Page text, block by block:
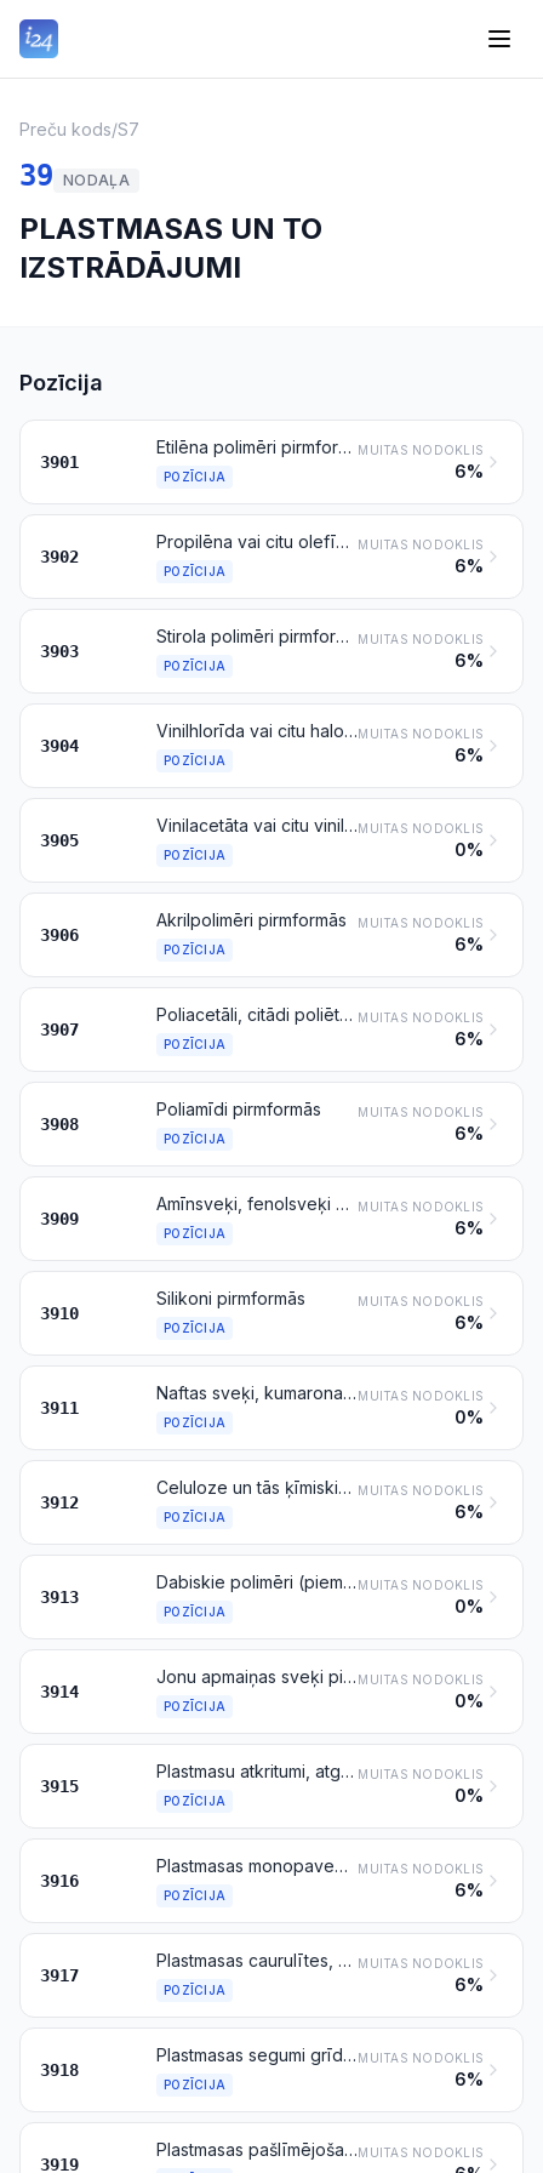
Preču kods/S7
39 NODAĻA
PLASTMASAS UN TO
IZSTRĀDĀJUMI
Pozīcija
3901
Etilēna polimēri pirmformās
POZĪCIJA
MUITAS NODOKLIS
6%
3902
Propilēna vai citu olefīnu polimēri pirmformās
POZĪCIJA
MUITAS NODOKLIS
6%
3903
Stirola polimēri pirmformās
POZĪCIJA
MUITAS NODOKLIS
6%
3904
Vinilhlorīda vai citu halogenēto olefīnu polimēri pirmformās
POZĪCIJA
MUITAS NODOKLIS
6%
3905
Vinilacetāta vai citu vinilesteru polimēri pirmformās; citādi vinilpolimēri pirmformās
POZĪCIJA
MUITAS NODOKLIS
0%
3906
Akrilpolimēri pirmformās
POZĪCIJA
MUITAS NODOKLIS
6%
3907
Poliacetāli, citādi poliēteri un epoksīdsveķi pirmformās; polikarbonāti, alkīdsveķi, polialilesteri un citādi poliesteri pirmformās
POZĪCIJA
MUITAS NODOKLIS
6%
3908
Poliamīdi pirmformās
POZĪCIJA
MUITAS NODOKLIS
6%
3909
Amīnsveķi, fenolsveķi un poliuretāni pirmformās
POZĪCIJA
MUITAS NODOKLIS
6%
3910
Silikoni pirmformās
POZĪCIJA
MUITAS NODOKLIS
6%
3911
Naftas sveķi, kumarona–indēna sveķi, politerpēni, polisulfīdi, polisulfoni un citādi produkti pirmformās, kas minēti šīs nodaļas 3. piezīmē un citur nav minēti un iekļauti
POZĪCIJA
MUITAS NODOKLIS
0%
3912
Celuloze un tās ķīmiskie atvasinājumi pirmformās, kas citur nav minēti un iekļauti
POZĪCIJA
MUITAS NODOKLIS
6%
3913
Dabiskie polimēri (piemēram, algīnskābe) un modificētie dabiskie polimēri (piemēram, cietinātie proteīni, dabiskā kaučuka ķīmiskie atvasinājumi) pirmformās, kas citur nav minēti un iekļauti
POZĪCIJA
MUITAS NODOKLIS
0%
3914
Jonu apmaiņas sveķi pirmformās uz pozīcijās 3901–3913 minēto polimēru bāzes
POZĪCIJA
MUITAS NODOKLIS
0%
3915
Plastmasu atkritumi, atgriezumi un atlūzas
POZĪCIJA
MUITAS NODOKLIS
0%
3916
Plastmasas monopavediens ar šķērsgriezumu lielāku par 1 mm, stieņi, serdeņi un profili ar apstrādātu vai neapstrādātu virsmu, bet citādi neapstrādāti
POZĪCIJA
MUITAS NODOKLIS
6%
3917
Plastmasas caurulītes, caurules, šļūtenes un to savienotājelementi (piemēram, savienojumi, līkumi, uzmavas)
POZĪCIJA
MUITAS NODOKLIS
6%
3918
Plastmasas segumi grīdai, arī pašlīmējoši, ruļļos vai plāksnēs; plastmasas sienu vai griestu segumi, kas minēti šīs nodaļas 9. piezīmē
POZĪCIJA
MUITAS NODOKLIS
6%
3919
Plastmasas pašlīmējošas plātnes, loksnes, plēves, folijas, lentes, sloksnes un citādas plakanās formas, ruļļos vai citā veidāMUITAS NODOKLIS